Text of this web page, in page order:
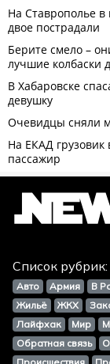
Список рубрик:
Авто Армия В
Жильё
ЖКХ
Лайфхак
Мир
Обратная связь